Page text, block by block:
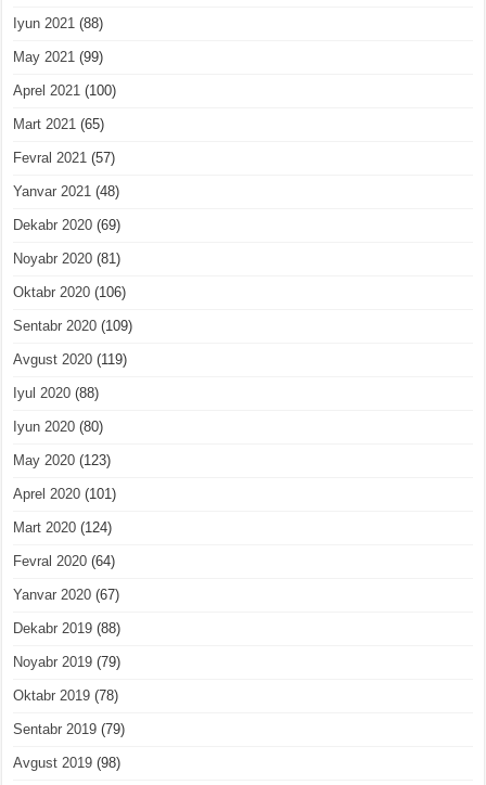
Iyun 2021 (88)
May 2021 (99)
Aprel 2021 (100)
Mart 2021 (65)
Fevral 2021 (57)
Yanvar 2021 (48)
Dekabr 2020 (69)
Noyabr 2020 (81)
Oktabr 2020 (106)
Sentabr 2020 (109)
Avgust 2020 (119)
Iyul 2020 (88)
Iyun 2020 (80)
May 2020 (123)
Aprel 2020 (101)
Mart 2020 (124)
Fevral 2020 (64)
Yanvar 2020 (67)
Dekabr 2019 (88)
Noyabr 2019 (79)
Oktabr 2019 (78)
Sentabr 2019 (79)
Avgust 2019 (98)